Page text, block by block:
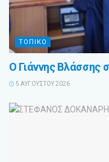
ΤΟΠΙΚΟ
Ο Γιάννης Βλάσσης
5 ΑΥΓΟΎΣΤΟΥ 2026